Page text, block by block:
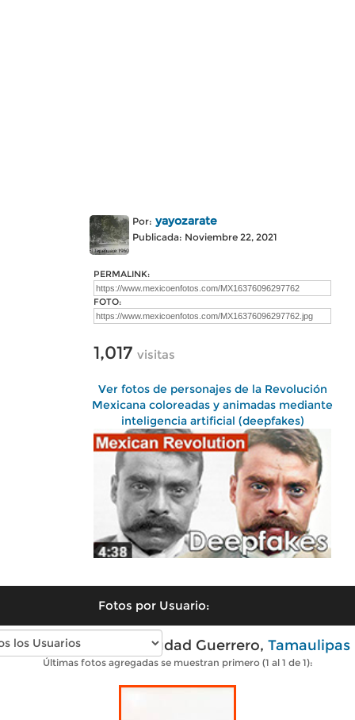
Por: yayozarate
Publicada: Noviembre 22, 2021
PERMALINK:
FOTO:
1,017 visitas
Ver fotos de personajes de la Revolución
Mexicana coloreadas y animadas mediante
inteligencia artificial (deepfakes)
Fotos por Usuario:
Fotos antiguas de Ciudad Guerrero, Tamaulipas
Últimas fotos agregadas se muestran primero (1 al 1 de 1):